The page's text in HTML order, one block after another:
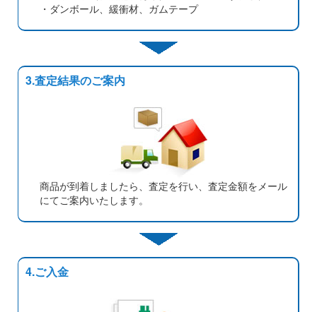
・ダンボール、緩衝材、ガムテープ
3.査定結果のご案内
商品が到着しましたら、査定を行い、査定金額をメール
にてご案内いたします。
4.ご入金